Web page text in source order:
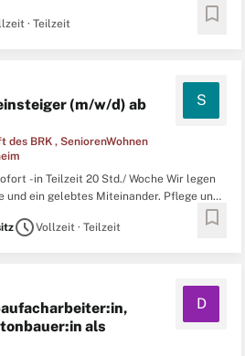
Angebote, Kinderbetreuung und
Aufgabe:Sie werden als Fahrer oder
· Teilzeit bookmark
(m/w/d) ab
BRK , SeniorenWohnen
S
-in Teilzeit 20 Std./ Woche Wir legen
und ein gelebtes Miteinander. Pflege und
und weitere Standortvorteile20
scheduleVollzeit · Teilzeit bookmark
als
D